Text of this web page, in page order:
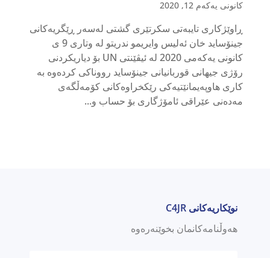
کانونی یەکەم 12, 2020
ڕاوێژکاری تایبەتی سکرتێری گشتی لەسەر ڕێگریەکانی
جینۆساید خان ئەلیس وایریمو ندریتو لە وتاری 9 ی
کانونی یەکەمی 2020 لە ئیڤێنتی UN بۆ دیاریکردنی
رۆژی جیهانی قوربانیانی جینۆساید رووناکی کردەوە بە
کاری هاوپەیمانێتیەکی رێکخراوەکانی کۆمەڵگەی
مەدەنی عێراقی ئامۆژگاری بۆ حساب و...
نوێکاریەکانی C4JR
هەوڵنامەکانمان بخوێنەرەوە